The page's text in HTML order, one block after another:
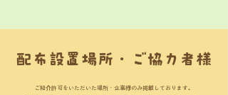
配布設置場所・ご協力者様
ご紹介許可をいただいた場所・企業様のみ掲載しております。